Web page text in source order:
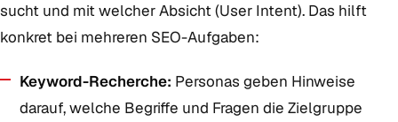
sucht und mit welcher Absicht (User Intent). Das hilft
konkret bei mehreren SEO-Aufgaben:
Keyword-Recherche: Personas geben Hinweise
darauf, welche Begriffe und Fragen die Zielgruppe